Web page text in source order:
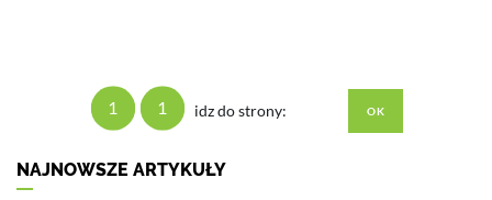
1 1 idz do strony:
NAJNOWSZE ARTYKUŁY